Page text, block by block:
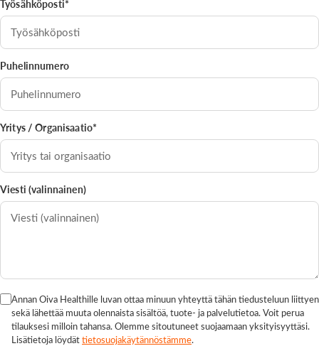
Työsähköposti*
Puhelinnumero
Yritys / Organisaatio*
Viesti (valinnainen)
Annan Oiva Healthille luvan ottaa minuun yhteyttä tähän tiedusteluun liittyen
sekä lähettää muuta olennaista sisältöä, tuote- ja palvelutietoa. Voit perua
tilauksesi milloin tahansa. Olemme sitoutuneet suojaamaan yksityisyyttäsi.
Lisätietoja löydättietosuojakäytännöstämme.